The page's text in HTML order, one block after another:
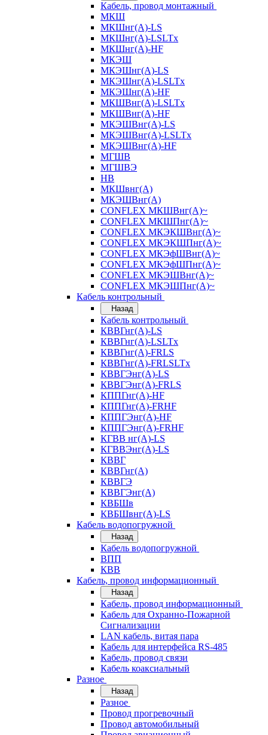
Кабель, провод монтажный
МКШ
МКШнг(А)-LS
МКШнг(А)-LSLTx
МКШнг(А)-HF
МКЭШ
МКЭШнг(А)-LS
МКЭШнг(А)-LSLTx
МКЭШнг(А)-HF
МКШВнг(A)-LSLTx
МКШВнг(А)-HF
МКЭШВнг(А)-LS
МКЭШВнг(A)-LSLTx
МКЭШВнг(А)-HF
МГШВ
МГШВЭ
НВ
МКШвнг(А)
МКЭШВнг(А)
CONFLEX МКШВнг(А)~
CONFLEX МКШПнг(А)~
CONFLEX МКЭКШВнг(А)~
CONFLEX МКЭКШПнг(А)~
CONFLEX МКЭфШВнг(А)~
CONFLEX МКЭфШПнг(А)~
CONFLEX МКЭШВнг(А)~
CONFLEX МКЭШПнг(А)~
Кабель контрольный
Назад
Кабель контрольный
КВВГнг(А)-LS
КВВГнг(А)-LSLTx
КВВГнг(А)-FRLS
КВВГнг(А)-FRLSLTx
КВВГЭнг(А)-LS
КВВГЭнг(А)-FRLS
КППГнг(А)-HF
КППГнг(А)-FRHF
КППГЭнг(А)-HF
КППГЭнг(А)-FRHF
КГВВ нг(А)-LS
КГВВЭнг(А)-LS
КВВГ
КВВГнг(А)
КВВГЭ
КВВГЭнг(А)
КВБШв
КВБШвнг(А)-LS
Кабель водопогружной
Назад
Кабель водопогружной
ВПП
КВВ
Кабель, провод информационный
Назад
Кабель, провод информационный
Кабель для Охранно-Пожарной
Сигнализации
LAN кабель, витая пара
Кабель для интерфейса RS-485
Кабель, провод связи
Кабель коаксиальный
Разное
Назад
Разное
Провод прогревочный
Провод автомобильный